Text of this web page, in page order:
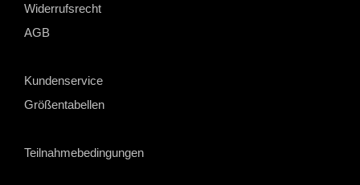
Widerrufsrecht
AGB
Kundenservice
Größentabellen
Teilnahmebedingungen